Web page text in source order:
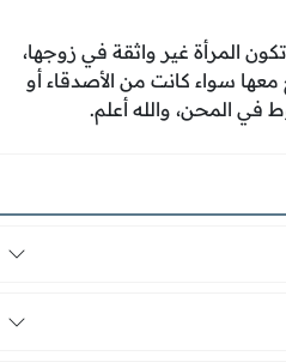
المرأة غير واثقة في زوجها،
سواء كانت من الأصدقاء أو
في المحن، والله أعلم.